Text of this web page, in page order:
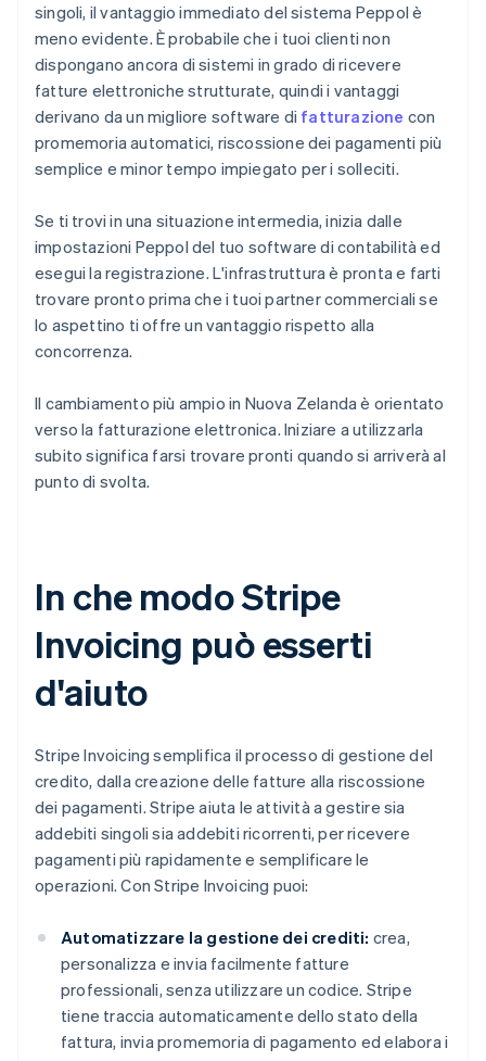
singoli, il vantaggio immediato del sistema Peppol è
meno evidente. È probabile che i tuoi clienti non
dispongano ancora di sistemi in grado di ricevere
fatture elettroniche strutturate, quindi i vantaggi
derivano da un migliore software di fatturazione con
promemoria automatici, riscossione dei pagamenti più
semplice e minor tempo impiegato per i solleciti.
Se ti trovi in una situazione intermedia, inizia dalle
impostazioni Peppol del tuo software di contabilità ed
esegui la registrazione. L'infrastruttura è pronta e farti
trovare pronto prima che i tuoi partner commerciali se
lo aspettino ti offre un vantaggio rispetto alla
concorrenza.
Il cambiamento più ampio in Nuova Zelanda è orientato
verso la fatturazione elettronica. Iniziare a utilizzarla
subito significa farsi trovare pronti quando si arriverà al
punto di svolta.
In che modo Stripe
Invoicing può esserti
d'aiuto
Stripe Invoicing semplifica il processo di gestione del
credito, dalla creazione delle fatture alla riscossione
dei pagamenti. Stripe aiuta le attività a gestire sia
addebiti singoli sia addebiti ricorrenti, per ricevere
pagamenti più rapidamente e semplificare le
operazioni. Con Stripe Invoicing puoi:
Automatizzare la gestione dei crediti: crea,
personalizza e invia facilmente fatture
professionali, senza utilizzare un codice. Stripe
tiene traccia automaticamente dello stato della
fattura, invia promemoria di pagamento ed elabora i